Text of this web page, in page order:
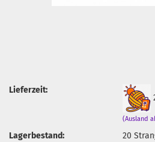
Lieferzeit:
(Ausland
Lagerbestand: 20